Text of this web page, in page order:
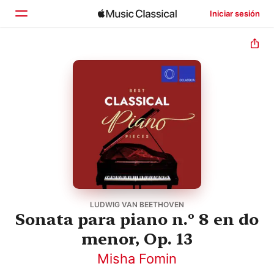
Iniciar sesión
LUDWIG VAN BEETHOVEN
Sonata para piano n.º 8 en do
menor, Op. 13
Misha Fomin